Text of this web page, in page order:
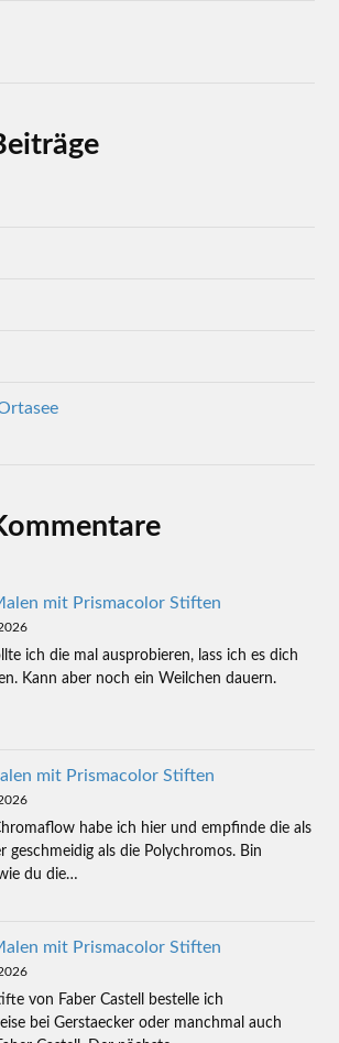
mit Prismacolor Stiften
ich die mal ausprobieren, lass ich es dich
Kann aber noch ein Weilchen dauern.
mit Prismacolor Stiften
habe ich hier und empfinde die als
geschmeidig als die Polychromos. Bin
du die…
mit Prismacolor Stiften
von Faber Castell bestelle ich
bei Gerstaecker oder manchmal auch